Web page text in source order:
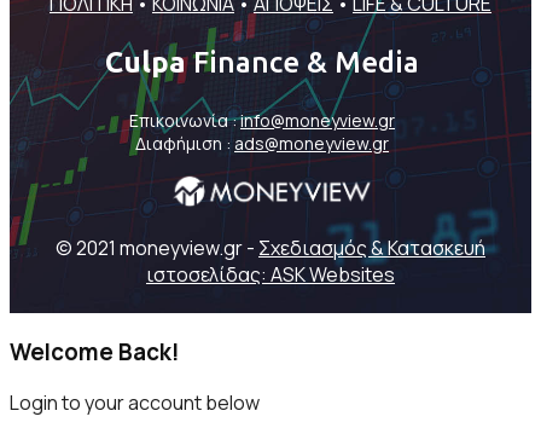
CulpaFinance & Media
Επικοινωνία :info@moneyview.gr
Διαφήμιση :ads@moneyview.gr
© 2021 moneyview.gr - Σχεδιασμός & Κατασκευή
ιστοσελίδας: ASK Websites
Welcome Back!
Login to your account below